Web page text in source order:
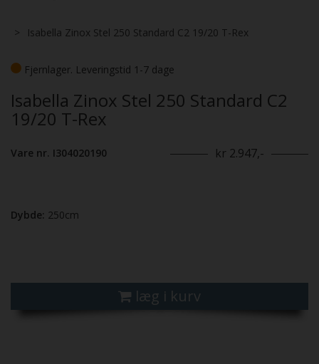
Isabella Zinox Stel 250 Standard C2 19/20 T-Rex
Fjernlager. Leveringstid 1-7 dage
Isabella Zinox Stel 250 Standard C2
19/20 T-Rex
Vare nr. I304020190 kr 2.947,-
Dybde: 250cm
læg i kurv